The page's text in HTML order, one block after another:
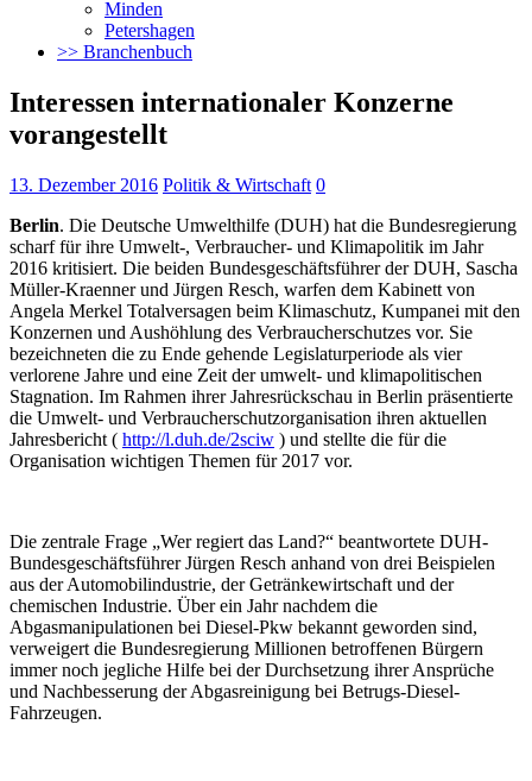
Minden
Petershagen
>> Branchenbuch
Interessen internationaler Konzerne
vorangestellt
13. Dezember 2016 Politik & Wirtschaft 0
Berlin. Die Deutsche Umwelthilfe (DUH) hat die Bundesregierung
scharf für ihre Umwelt-, Verbraucher- und Klimapolitik im Jahr
2016 kritisiert. Die beiden Bundesgeschäftsführer der DUH, Sascha
Müller-Kraenner und Jürgen Resch, warfen dem Kabinett von
Angela Merkel Totalversagen beim Klimaschutz, Kumpanei mit den
Konzernen und Aushöhlung des Verbraucherschutzes vor. Sie
bezeichneten die zu Ende gehende Legislaturperiode als vier
verlorene Jahre und eine Zeit der umwelt- und klimapolitischen
Stagnation. Im Rahmen ihrer Jahresrückschau in Berlin präsentierte
die Umwelt- und Verbraucherschutzorganisation ihren aktuellen
Jahresbericht ( http://l.duh.de/2sciw ) und stellte die für die
Organisation wichtigen Themen für 2017 vor.
Die zentrale Frage „Wer regiert das Land?“ beantwortete DUH-
Bundesgeschäftsführer Jürgen Resch anhand von drei Beispielen
aus der Automobilindustrie, der Getränkewirtschaft und der
chemischen Industrie. Über ein Jahr nachdem die
Abgasmanipulationen bei Diesel-Pkw bekannt geworden sind,
verweigert die Bundesregierung Millionen betroffenen Bürgern
immer noch jegliche Hilfe bei der Durchsetzung ihrer Ansprüche
und Nachbesserung der Abgasreinigung bei Betrugs-Diesel-
Fahrzeugen.